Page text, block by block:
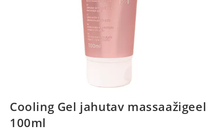
Cooling Gel jahutav massaažigeel
100ml